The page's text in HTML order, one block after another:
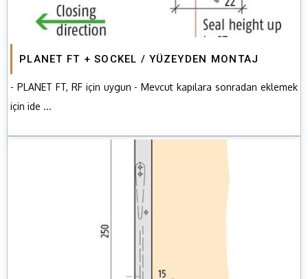
PLANET FT + SOCKEL / YÜZEYDEN MONTAJ
- PLANET FT, RF için uygun - Mevcut kapılara sonradan eklemek
için ide ...